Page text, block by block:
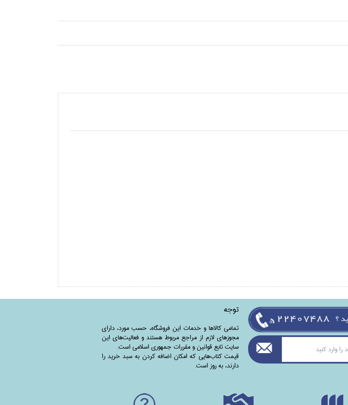
توجه
تمامی‌ کالاها و خدمات این فروشگاه، حسب مورد،‌ دارای
مجوزهای لازم از مراجع مربوط هستند ‌و‌‌ فعالیت‌های این
سایت تابع قوانین و مقررات جمهوری اسلامی است.
قیمت کتاب‌هایی که امکان اضافه کردن به سبد خرید را
دارند،‌ به روز است.